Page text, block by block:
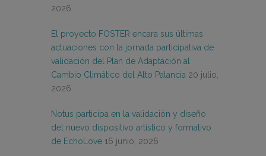
2026
El proyecto FOSTER encara sus últimas
actuaciones con la jornada participativa de
validación del Plan de Adaptación al
Cambio Climático del Alto Palancia 20 julio,
2026
Notus participa en la validación y diseño
del nuevo dispositivo artístico y formativo
de EchoLove 16 junio, 2026